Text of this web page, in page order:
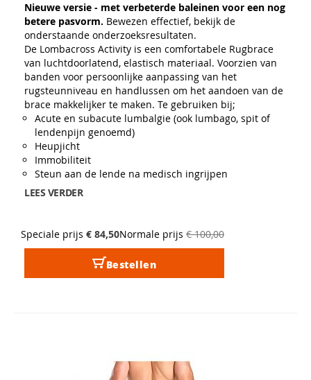
Nieuwe versie - met verbeterde baleinen voor een nog
betere pasvorm. Bewezen effectief, bekijk de
onderstaande onderzoeksresultaten.
De Lombacross Activity is een comfortabele Rugbrace
van luchtdoorlatend, elastisch materiaal. Voorzien van
banden voor persoonlijke aanpassing van het
rugsteunniveau en handlussen om het aandoen van de
brace makkelijker te maken. Te gebruiken bij;
Acute en subacute lumbalgie (ook lumbago, spit of
lendenpijn genoemd)
Heupjicht
Immobiliteit
Steun aan de lende na medisch ingrijpen
LEES VERDER
Speciale prijs € 84,50Normale prijs € 100,00
Bestellen